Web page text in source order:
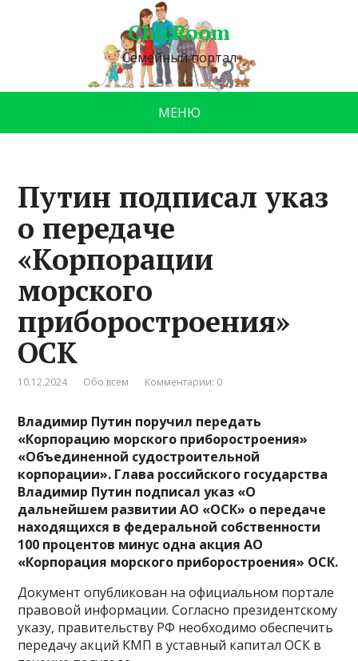
ChicRoom
Семейный портал
МЕНЮ
Путин подписал указ
о передаче
«Корпорации
морского
приборостроения»
ОСК
10.12.2024 Обо всем Комментарии: 0
Владимир Путин поручил передать
«Корпорацию морского приборостроения»
«Объединенной судостроительной
корпорации». Глава российского государства
Владимир Путин подписал указ «О
дальнейшем развитии АО «ОСК» о передаче
находящихся в федеральной собственности
100 процентов минус одна акция АО
«Корпорация морского приборостроения» ОСК.
Документ опубликован на официальном портале
правовой информации. Согласно президентскому
указу, правительству РФ необходимо обеспечить
передачу акций КМП в уставный капитал ОСК в